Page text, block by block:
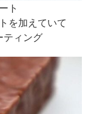
ト
を加えていて
ティング